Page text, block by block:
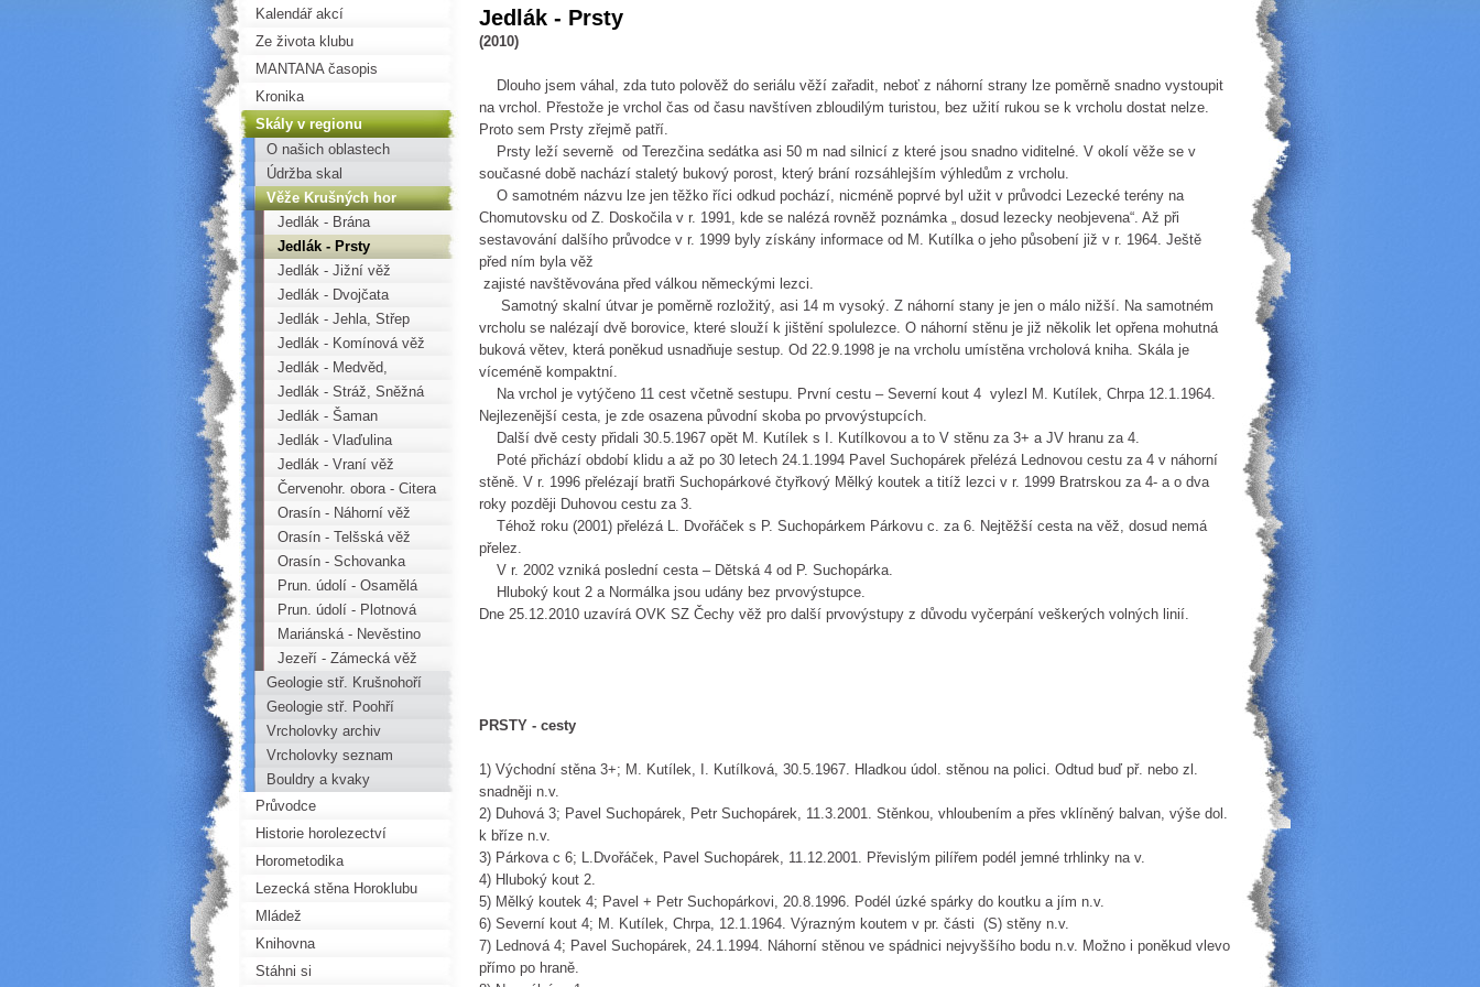
Jedlák - Prsty
(2010)
Dlouho jsem váhal, zda tuto polověž do seriálu věží zařadit, neboť z náhorní strany lze poměrně snadno vystoupit
na vrchol. Přestože je vrchol čas od času navštíven zbloudilým turistou, bez užití rukou se k vrcholu dostat nelze.
Proto sem Prsty zřejmě patří.
Prsty leží severně od Terezčina sedátka asi 50 m nad silnicí z které jsou snadno viditelné. V okolí věže se v
současné době nachází staletý bukový porost, který brání rozsáhlejším výhledům z vrcholu.
O samotném názvu lze jen těžko říci odkud pochází, nicméně poprvé byl užit v průvodci Lezecké terény na
Chomutovsku od Z. Doskočila v r. 1991, kde se nalézá rovněž poznámka „ dosud lezecky neobjevena“. Až při
sestavování dalšího průvodce v r. 1999 byly získány informace od M. Kutílka o jeho působení již v r. 1964. Ještě
před ním byla věž
zajisté navštěvována před válkou německými lezci.
Samotný skalní útvar je poměrně rozložitý, asi 14 m vysoký. Z náhorní stany je jen o málo nižší. Na samotném
vrcholu se nalézají dvě borovice, které slouží k jištění spolulezce. O náhorní stěnu je již několik let opřena mohutná
buková větev, která poněkud usnadňuje sestup. Od 22.9.1998 je na vrcholu umístěna vrcholová kniha. Skála je
víceméně kompaktní.
Na vrchol je vytýčeno 11 cest včetně sestupu. První cestu – Severní kout 4 vylezl M. Kutílek, Chrpa 12.1.1964.
Nejlezenější cesta, je zde osazena původní skoba po prvovýstupcích.
Další dvě cesty přidali 30.5.1967 opět M. Kutílek s I. Kutílkovou a to V stěnu za 3+ a JV hranu za 4.
Poté přichází období klidu a až po 30 letech 24.1.1994 Pavel Suchopárek přelézá Lednovou cestu za 4 v náhorní
stěně. V r. 1996 přelézají bratři Suchopárkové čtyřkový Mělký koutek a titíž lezci v r. 1999 Bratrskou za 4- a o dva
roky později Duhovou cestu za 3.
Téhož roku (2001) přelézá L. Dvořáček s P. Suchopárkem Párkovu c. za 6. Nejtěžší cesta na věž, dosud nemá
přelez.
V r. 2002 vzniká poslední cesta – Dětská 4 od P. Suchopárka.
Hluboký kout 2 a Normálka jsou udány bez prvovýstupce.
Dne 25.12.2010 uzavírá OVK SZ Čechy věž pro další prvovýstupy z důvodu vyčerpání veškerých volných linií.
PRSTY - cesty
1) Východní stěna 3+; M. Kutílek, I. Kutílková, 30.5.1967. Hladkou údol. stěnou na polici. Odtud buď př. nebo zl.
snadněji n.v.
2) Duhová 3; Pavel Suchopárek, Petr Suchopárek, 11.3.2001. Stěnkou, vhloubením a přes vklíněný balvan, výše dol.
k bříze n.v.
3) Párkova c 6; L.Dvořáček, Pavel Suchopárek, 11.12.2001. Převislým pilířem podél jemné trhlinky na v.
4) Hluboký kout 2.
5) Mělký koutek 4; Pavel + Petr Suchopárkovi, 20.8.1996. Podél úzké spárky do koutku a jím n.v.
6) Severní kout 4; M. Kutílek, Chrpa, 12.1.1964. Výrazným koutem v pr. části (S) stěny n.v.
7) Lednová 4; Pavel Suchopárek, 24.1.1994. Náhorní stěnou ve spádnici nejvyššího bodu n.v. Možno i poněkud vlevo
přímo po hraně.
Kalendář akcí
Ze života klubu
MANTANA časopis
Kronika
Skály v regionu
O našich oblastech
Údržba skal
Věže Krušných hor
Jedlák - Brána
Jedlák - Prsty
Jedlák - Jižní věž
Jedlák - Dvojčata
Jedlák - Jehla, Střep
Jedlák - Komínová věž
Jedlák - Medvěd,
Střepina, Dvojitá věž
Jedlák - Stráž, Sněžná
věž
Jedlák - Šaman
Jedlák - Vlaďulina
vyhlídka
Jedlák - Vraní věž
Červenohr. obora - Citera
Orasín - Náhorní věž
Orasín - Telšská věž
Orasín - Schovanka
Prun. údolí - Osamělá
věž
Prun. údolí - Plotnová
věž
Mariánská - Nevěstino
lože
Jezeří - Zámecká věž
Geologie stř. Krušnohoří
Geologie stř. Poohří
Vrcholovky archiv
Vrcholovky seznam
Bouldry a kvaky
Průvodce
Historie horolezectví
Horometodika
Lezecká stěna Horoklubu
Mládež
Knihovna
Stáhni si